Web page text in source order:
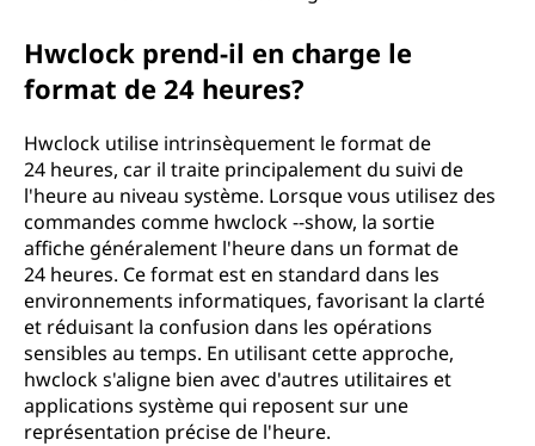
Hwclock prend-il en charge le
format de 24 heures?
Hwclock utilise intrinsèquement le format de
24 heures, car il traite principalement du suivi de
l'heure au niveau système. Lorsque vous utilisez des
commandes comme hwclock --show, la sortie
affiche généralement l'heure dans un format de
24 heures. Ce format est en standard dans les
environnements informatiques, favorisant la clarté
et réduisant la confusion dans les opérations
sensibles au temps. En utilisant cette approche,
hwclock s'aligne bien avec d'autres utilitaires et
applications système qui reposent sur une
représentation précise de l'heure.